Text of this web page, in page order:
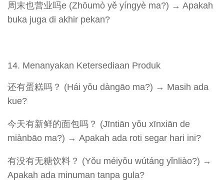
周末也营业吗e (Zhōumò yě yíngyè ma?) → Apakah
buka juga di akhir pekan?
Menanyakan Ketersediaan Produk
还有蛋糕吗？ (Hái yǒu dàngāo ma?) → Masih ada
kue?
今天有新鲜的面包吗？ (Jīntiān yǒu xīnxiān de
miànbāo ma?) → Apakah ada roti segar hari ini?
有没有无糖饮料？ (Yǒu méiyǒu wútáng yǐnliào?) →
Apakah ada minuman tanpa gula?